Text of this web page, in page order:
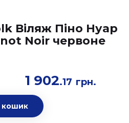
Віляж Піно Нуар
Noir червоне
1 902.17 грн.
кошик